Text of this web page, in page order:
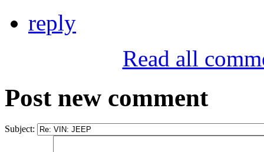
reply
Read all
Post new comment
Subject: